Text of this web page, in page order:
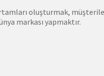
oluşturmak,
markası yapmaktır.